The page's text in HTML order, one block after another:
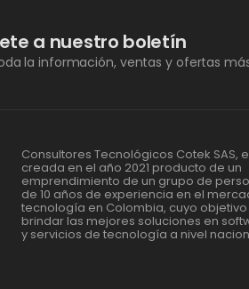
a nuestro boletín
la información, ventas y ofertas
Consultores Tecnológicos Cotek SAS,
creada en el año 2021 producto de un
emprendimiento de un grupo de
de 10 años de experiencia en el
tecnología en Colombia, cuyo
brindar las mejores soluciones en
y servicios de tecnología a nivel